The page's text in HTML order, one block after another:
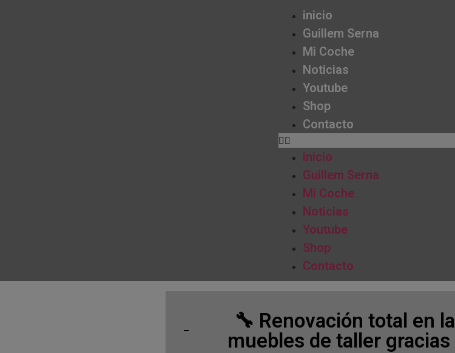
inicio
Guillem Serna
Mi Coche
Noticias
Youtube
Shop
Contacto
inicio
Guillem Serna
Mi Coche
Noticias
Youtube
Shop
Contacto
🔧 Renovación total en
muebles de taller gracias